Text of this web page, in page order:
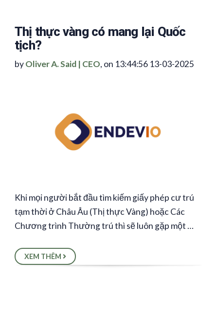
Thị thực vàng có mang lại Quốc
tịch?
byOliver A. Said | CEO, on 13:44:56 13-03-2025
Khi mọi người bắt đầu tìm kiếm giấy phép cư trú
tạm thời ở Châu Âu (Thị thực Vàng) hoặc Các
Chương trình Thường trú thì sẽ luôn gặp một …
XEM THÊM